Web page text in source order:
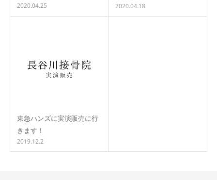
2020.04.25 2020.04.18
東急ハンズに実演販売に行
きます！
2019.12.2